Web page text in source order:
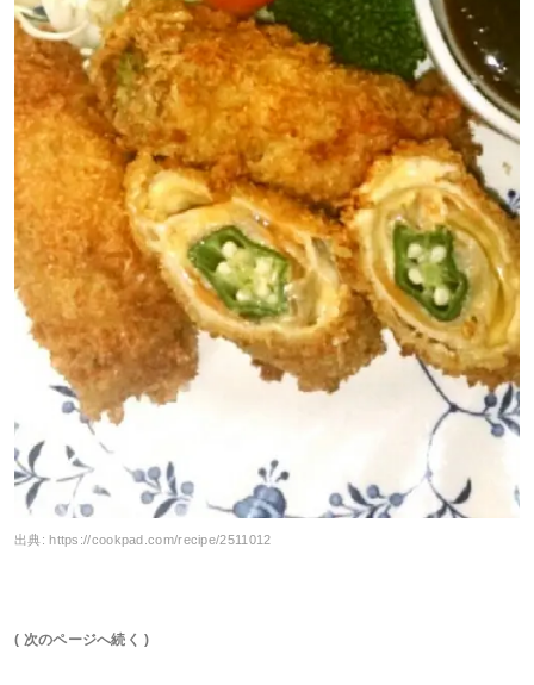
出典:https://cookpad.com/recipe/2511012
( 次のページへ続く )